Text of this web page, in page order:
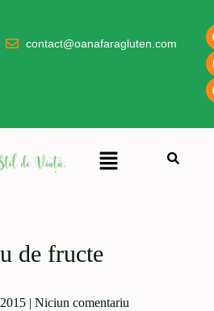
contact@oanafaragluten.com
de fructe
| Niciun comentariu